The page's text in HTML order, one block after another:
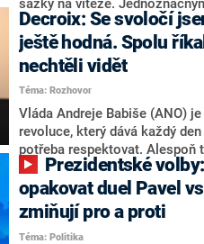
hlava státu Petr Pavel. Daleko
zmiňují dva výrazné politiky
Andreje Babiše a ministra
Oblíbeným tipem samotných
Motoristy Filip Turek.
o případné kandidatuře
značně pochybuje. Podle něj
nemá osobu, která by Pavlovi
Decroix: Se svoločí
ještě hodná. Spolu
nechtěli vidět
Téma: Rozhovor
Vláda Andreje Babiše (ANO)
revoluce, který dává každý
potřeba respektovat. Alespoň
ministryně spravedlnosti ODS
rozhovoru pro CNN Prima
ohledně politického výkonu
Tejce (za ANO) či vládní
práva Taťány Malé (ANO).
opakovat duel Pavel
zmiňují pro a proti
Téma: Politika